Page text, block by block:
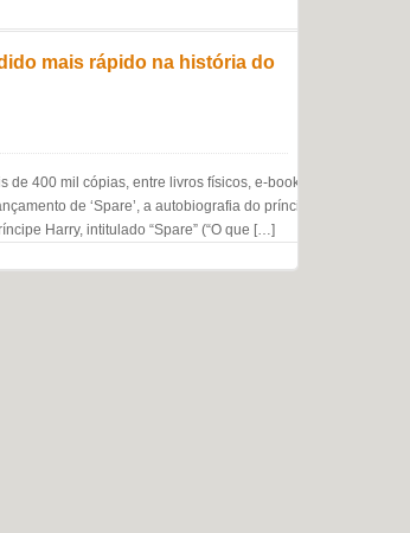
mais rápido na história do
400 mil cópias, entre livros físicos, e-books e audiolivros
de ‘Spare’, a autobiografia do príncipe britânico Harry,
Harry, intitulado “Spare” (“O que […]